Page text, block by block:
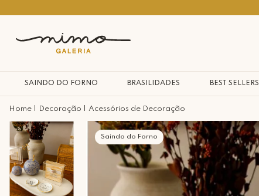
SAINDO DO FORNO BRASILIDADES BEST SELLERS
Decoração Acessórios de Decoração
Saindo do Forno